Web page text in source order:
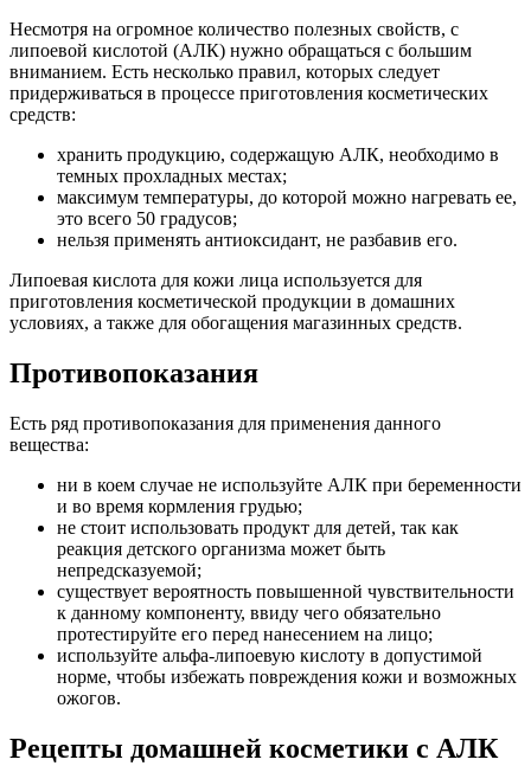
Несмотря на огромное количество полезных свойств, с
липоевой кислотой (АЛК) нужно обращаться с большим
вниманием. Есть несколько правил, которых следует
придерживаться в процессе приготовления косметических
средств:
хранить продукцию, содержащую АЛК, необходимо в
темных прохладных местах;
максимум температуры, до которой можно нагревать ее,
это всего 50 градусов;
нельзя применять антиоксидант, не разбавив его.
Липоевая кислота для кожи лица используется для
приготовления косметической продукции в домашних
условиях, а также для обогащения магазинных средств.
Противопоказания
Есть ряд противопоказания для применения данного
вещества:
ни в коем случае не используйте АЛК при беременности
и во время кормления грудью;
не стоит использовать продукт для детей, так как
реакция детского организма может быть
непредсказуемой;
существует вероятность повышенной чувствительности
к данному компоненту, ввиду чего обязательно
протестируйте его перед нанесением на лицо;
используйте альфа-липоевую кислоту в допустимой
норме, чтобы избежать повреждения кожи и возможных
ожогов.
Рецепты домашней косметики с АЛК